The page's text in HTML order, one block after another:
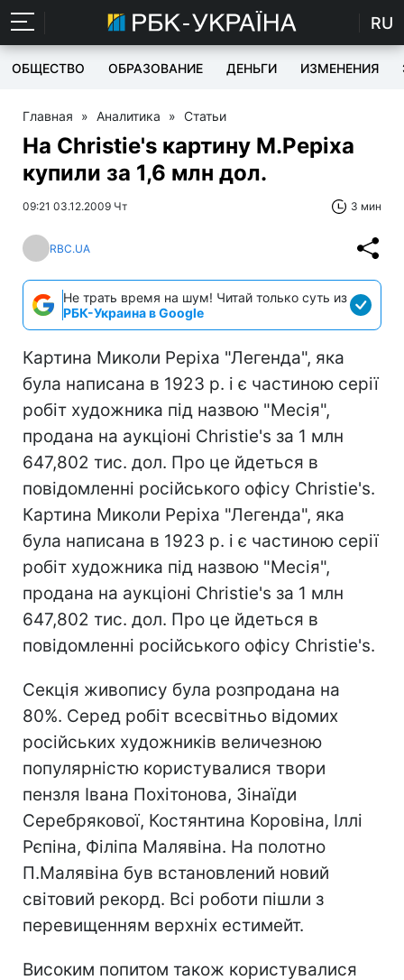
RU
ОБЩЕСТВО ОБРАЗОВАНИЕ ДЕНЬГИ ИЗМЕНЕНИЯ
Главная » Аналитика » Статьи
На Christie's картину М.Реріха
купили за 1,6 млн дол.
09:21 03.12.2009 Чт 3 мин
RBC.UA
Не трать время на шум! Читай только суть из
РБК-Украина в Google
Картина Миколи Реріха "Легенда", яка
була написана в 1923 р. і є частиною серії
робіт художника під назвою "Месія",
продана на аукціоні Christie's за 1 млн
647,802 тис. дол. Про це йдеться в
повідомленні російського офісу Christie's.
Картина Миколи Реріха "Легенда", яка
була написана в 1923 р. і є частиною серії
робіт художника під назвою "Месія",
продана на аукціоні Christie's за 1 млн
647,802 тис. дол. Про це йдеться в
повідомленні російського офісу Christie's.
Секція живопису була розпродана на
80%. Серед робіт всесвітньо відомих
російських художників величезною
популярністю користувалися твори
пензля Івана Похітонова, Зінаїди
Серебрякової, Костянтина Коровіна, Іллі
Рєпіна, Філіпа Малявіна. На полотно
П.Малявіна був встановлений новий
світовий рекорд. Всі роботи пішли з
перевищенням верхніх естимейт.
Високим попитом також користувалися